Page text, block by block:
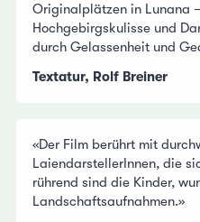
Originalplätzen in Lunana
Hochgebirgskulisse und
durch Gelassenheit und
Textatur, Rolf Breiner
«Der Film berührt mit
LaiendarstellerInnen, die
rührend sind die Kinder,
Landschaftsaufnahmen.»